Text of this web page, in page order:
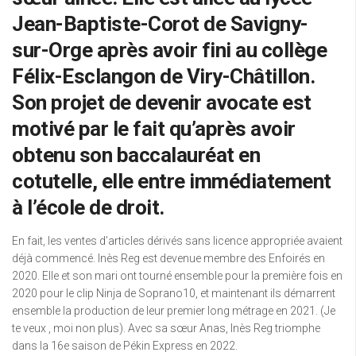
Jean-Baptiste-Corot de Savigny-
sur-Orge après avoir fini au collège
Félix-Esclangon de Viry-Châtillon.
Son projet de devenir avocate est
motivé par le fait qu’après avoir
obtenu son baccalauréat en
cotutelle, elle entre immédiatement
à l’école de droit.
En fait, les ventes d’articles dérivés sans licence appropriée avaient
déjà commencé. Inès Reg est devenue membre des Enfoirés en
2020. Elle et son mari ont tourné ensemble pour la première fois en
2020 pour le clip Ninja de Soprano10, et maintenant ils démarrent
ensemble la production de leur premier long métrage en 2021. (Je
te veux , moi non plus). Avec sa sœur Anas, Inès Reg triomphe
dans la 16e saison de Pékin Express en 2022.